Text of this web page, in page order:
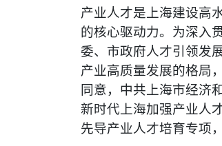
产业人才是上海建设高
的核心驱动力。为深入
委、市政府人才引领发
产业高质量发展的格局
同意，中共上海市经济
新时代上海加强产业人
先导产业人才培育专项